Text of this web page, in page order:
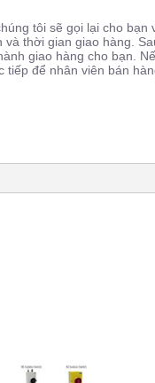
tôi sẽ gọi lại cho
thời gian giao hàng.
giao hàng cho bạn.
tiếp để nhân viên bán